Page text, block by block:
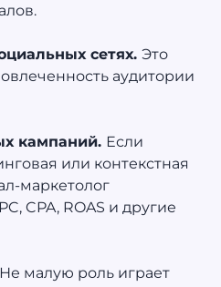
сетях. Это
аудитории
кампаний. Если
или контекстная
маркетолог
CPA, ROAS и другие
Не малую роль играет